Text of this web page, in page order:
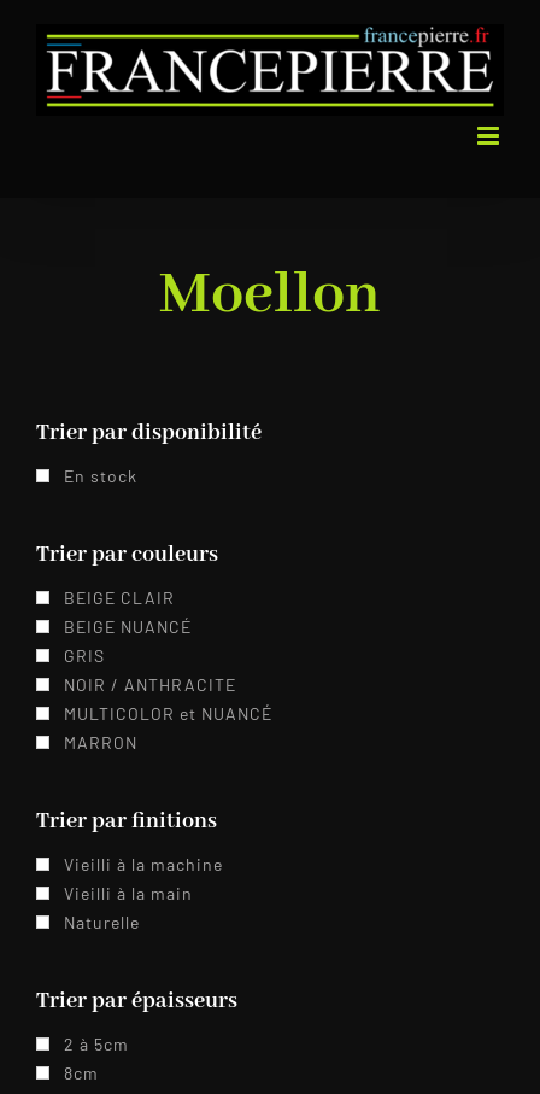
contenu
Moellon
Trier par disponibilité
En stock
Trier par couleurs
BEIGE CLAIR
BEIGE NUANCÉ
GRIS
NOIR / ANTHRACITE
MULTICOLOR et NUANCÉ
MARRON
Trier par finitions
Vieilli à la machine
Vieilli à la main
Naturelle
Trier par épaisseurs
2 à 5cm
8cm